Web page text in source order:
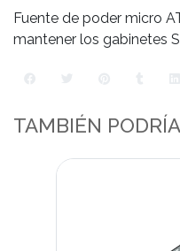
Fuente de poder micro
mantener los gabinetes
TAMBIÉN